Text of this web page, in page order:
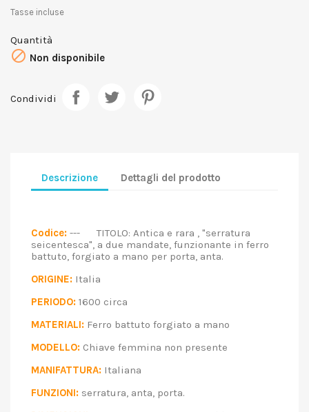
Tasse incluse
Quantità
 Non disponibile
Condividi
Descrizione Dettagli del prodotto
Codice: --- TITOLO: Antica e rara , "serratura
seicentesca", a due mandate, funzionante in ferro
battuto, forgiato a mano per porta, anta.
ORIGINE: Italia
PERIODO: 1600 circa
MATERIALI: Ferro battuto forgiato a mano
MODELLO: Chiave femmina non presente
MANIFATTURA: Italiana
FUNZIONI: serratura, anta, porta.